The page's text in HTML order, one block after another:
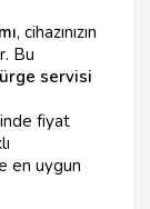
, cihazınızın
Bu
servisi
fiyat
en uygun